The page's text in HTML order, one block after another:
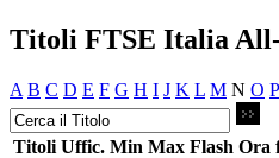
Titoli FTSE Italia
A B C D E F G H I J K L M N O P
Titoli Uffic. Min Max Flash Ora